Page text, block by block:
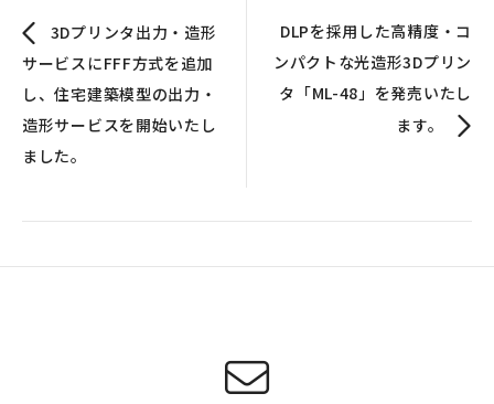
3Dプリンタ出力・造形
サービスにFFF方式を追加
し、住宅建築模型の出力・
造形サービスを開始いたし
ました。
DLPを採用した高精度・コ
ンパクトな光造形3Dプリン
タ「ML-48」を発売いたし
ます。